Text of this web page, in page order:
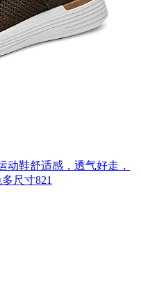
鞋舒适感，透气好走，
尺寸821